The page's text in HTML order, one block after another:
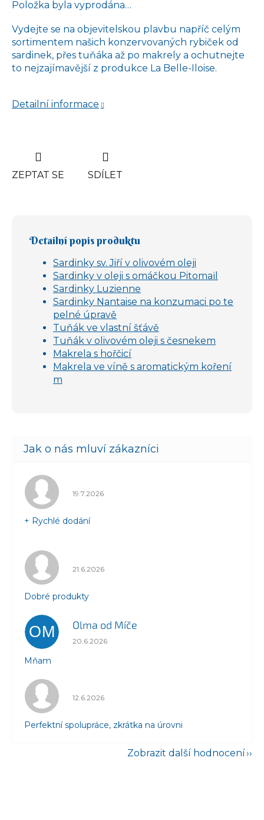
Položka byla vyprodána…
Vydejte se na objevitelskou plavbu napříč celým
sortimentem našich konzervovaných rybiček od
sardinek, přes tuňáka až po makrely a ochutnejte
to nejzajímavější z produkce La Belle-Iloise.
Detailní informace
ZEPTAT SE SDÍLET
Detailní popis produktu
Sardinky sv. Jiří v olivovém oleji
Sardinky v oleji s omáčkou Pitomaïl
Sardinky Luzienne
Sardinky Nantaise na konzumaci po te
pelné úpravě
Tuňák ve vlastní šťávě
Tuňák v olivovém oleji s česnekem
Makrela s hořčicí
Makrela ve víně s aromatickým koření
m
Hodnocení obchodu je 5 z 5 hvězdiček.
19.7.2026
+ Rychlé dodání
Hodnocení obchodu je 5 z 5 hvězdiček.
21.6.2026
Dobré produkty
OM Olma od Míče
Hodnocení obchodu je 5 z 5 hvězdiček.
20.6.2026
Mňam
Hodnocení obchodu je 5 z 5 hvězdiček.
12.6.2026
Perfektní spolupráce, zkrátka na úrovni
Zobrazit další hodnocení